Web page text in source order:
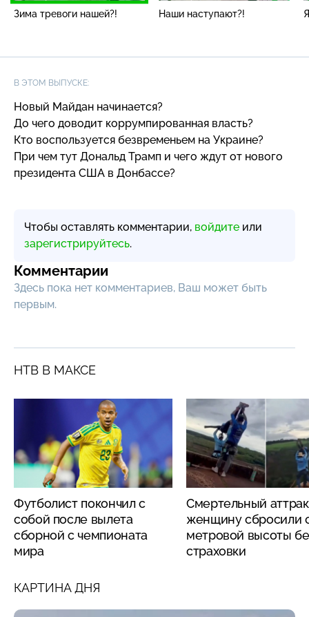
Зима тревоги нашей?! Наши наступают?!
В ЭТОМ ВЫПУСКЕ:
Новый Майдан начинается?
До чего доводит коррумпированная власть?
Кто воспользуется безвременьем на Украине?
При чем тут Дональд Трамп и чего ждут от нового
президента США в Донбассе?
Чтобы оставлять комментарии, войдите или
зарегистрируйтесь.
Комментарии
Здесь пока нет комментариев, Ваш может быть
первым.
НТВ В МАКСЕ
Футболист покончил с
собой после вылета
сборной с чемпионата
мира
Смертельный
женщину сбросили
метровой высоты
страховки
КАРТИНА ДНЯ